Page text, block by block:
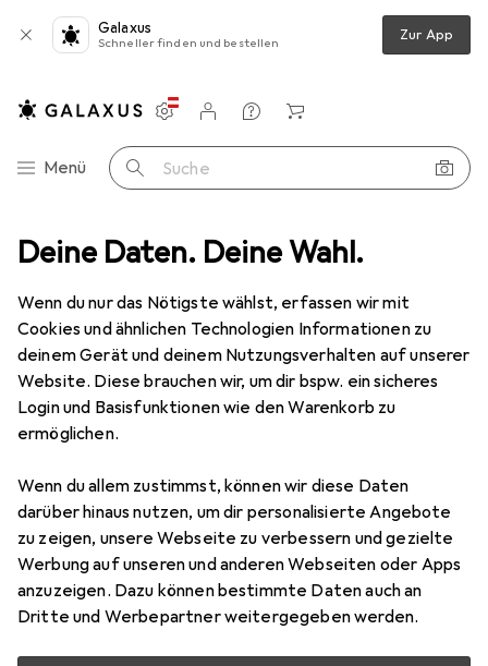
Deine Daten. Deine Wahl.
Wenn du nur das Nötigste wählst, erfassen wir mit
Cookies und ähnlichen Technologien Informationen zu
deinem Gerät und deinem Nutzungsverhalten auf unserer
Website. Diese brauchen wir, um dir bspw. ein sicheres
Login und Basisfunktionen wie den Warenkorb zu
ermöglichen.
Wenn du allem zustimmst, können wir diese Daten
darüber hinaus nutzen, um dir personalisierte Angebote
zu zeigen, unsere Webseite zu verbessern und gezielte
Werbung auf unseren und anderen Webseiten oder Apps
anzuzeigen. Dazu können bestimmte Daten auch an
Dritte und Werbepartner weitergegeben werden.
Galaxus
Schneller finden und bestellen Zur App
Navigation nach Kategorien
Menü Suche
Einstellungen
Kundenkonto
Vergleichslisten
Merklisten
Warenkorb
Gesamtsortiment Sport Ballsport
Ballsport
EntdeckenForum
Bestseller